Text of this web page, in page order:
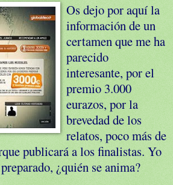
Os dejo por aquí la
información de un
certamen que me ha
parecido
interesante, por el
premio 3.000
eurazos, por la
brevedad de los
relatos, poco más de
publicará a los finalistas. Yo
¿quién se anima?